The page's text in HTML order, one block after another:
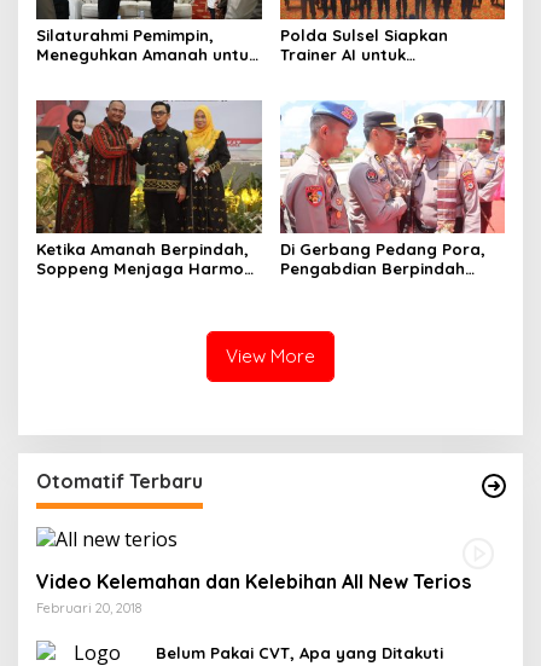
Silaturahmi Pemimpin,
Meneguhkan Amanah untuk
Polda Sulsel Siapkan
Trainer AI untuk
Ketika Amanah Berpindah,
Soppeng Menjaga Harmoni
Di Gerbang Pedang Pora,
Pengabdian Berpindah
View More
Otomatif Terbaru
Video Kelemahan dan Kelebihan All New Terios
Februari 20, 2018
Belum Pakai CVT, Apa yang Ditakuti